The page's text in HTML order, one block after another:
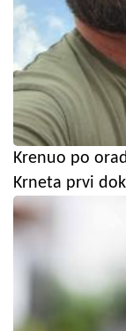
Krenuo po
Krneta prvi